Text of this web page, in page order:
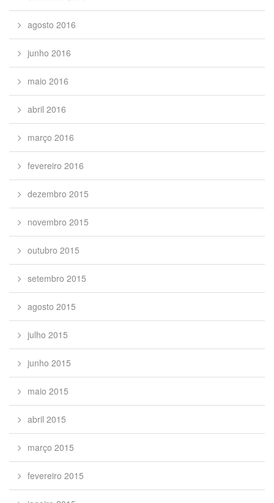
agosto 2016
junho 2016
maio 2016
abril 2016
março 2016
fevereiro 2016
dezembro 2015
novembro 2015
outubro 2015
setembro 2015
agosto 2015
julho 2015
junho 2015
maio 2015
abril 2015
março 2015
fevereiro 2015